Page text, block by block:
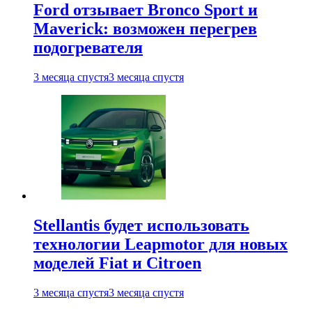
Ford отзывает Bronco Sport и
Maverick: возможен перегрев
подогревателя
3 месяца спустя3 месяца спустя
Stellantis будет использовать
технологии Leapmotor для новых
моделей Fiat и Citroen
3 месяца спустя3 месяца спустя